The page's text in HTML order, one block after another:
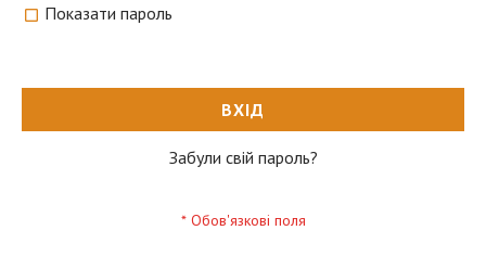
Показати пароль
ВХІД
Забули свій пароль?